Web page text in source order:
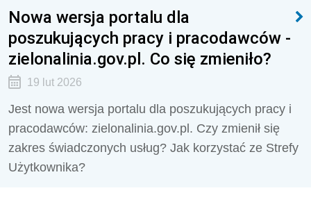
Nowa wersja portalu dla
poszukujących pracy i pracodawców -
zielonalinia.gov.pl. Co się zmieniło?
19 lut 2026
Jest nowa wersja portalu dla poszukujących pracy i
pracodawców: zielonalinia.gov.pl. Czy zmienił się
zakres świadczonych usług? Jak korzystać ze Strefy
Użytkownika?